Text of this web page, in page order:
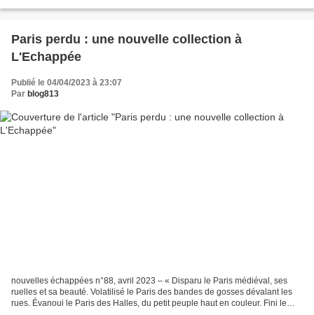
Paris perdu : une nouvelle collection à
L'Echappée
Publié le 04/04/2023 à 23:07
Par blog813
nouvelles échappées n°88, avril 2023 – « Disparu le Paris médiéval, ses
ruelles et sa beauté. Volatilisé le Paris des bandes de gosses dévalant les
rues. Évanoui le Paris des Halles, du petit peuple haut en couleur. Fini le